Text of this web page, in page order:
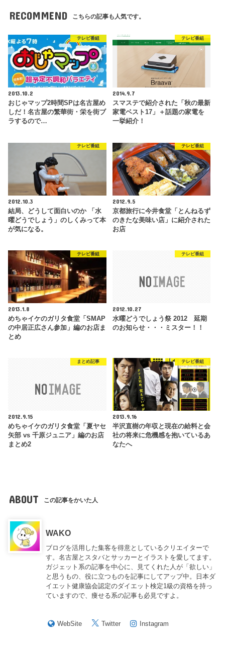
RECOMMEND こちらの記事も人気です。
テレビ番組
2013.10.2
おじゃマップ2時間SPは名古屋め
しだ！名古屋の繁華街・栄を街ブ
ラするので…
テレビ番組
2014.9.7
スマステで紹介された「秋の最新
家電ベスト17」＋話題の家電を
一挙紹介！
テレビ番組
2012.10.3
結局、どうして面白いのか 「水
曜どうでしょう」のしくみって本
が気になる。
テレビ番組
2012.9.5
京都旅行に今井食堂「とんねるず
のきたな美味い店」に紹介された
お店
テレビ番組
2013.1.8
めちゃイケのガリタ食堂「SMAP
の中居正広さん参加」編のお店ま
とめ
テレビ番組
2012.10.27
水曜どうでしょう祭 2012 延期
のお知らせ・・・ミスター！！
まとめ記事
2012.9.15
めちゃイケのガリタ食堂「夏ヤセ
矢部 vs 千原ジュニア」編のお店
まとめ2
テレビ番組
2013.9.16
半沢直樹の年収と現在の給料と会
社の将来に危機感を抱いているあ
なたへ
ABOUT この記事をかいた人
WAKO
ブログを活用した集客を得意としているクリエイターで
す。名古屋とスタバとサッカーとイラストを愛してます。
ガジェット系の記事を中心に、見てくれた人が「欲しい」
と思うもの、役に立つものを記事にしてアップ中。日本ダ
イエット健康協会認定のダイエット検定1級の資格を持っ
ていますので、痩せる系の記事も必見ですよ。
WebSite Twitter Instagram